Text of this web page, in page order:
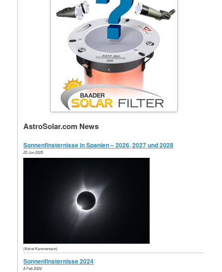
AstroSolar.com News
Sonnenfinsternisse in Spanien – 2026, 2027 und 2028
25 Jun 2025
(Keine Kommentare)
Sonnenfinsternisse 2024
8 Feb 2024